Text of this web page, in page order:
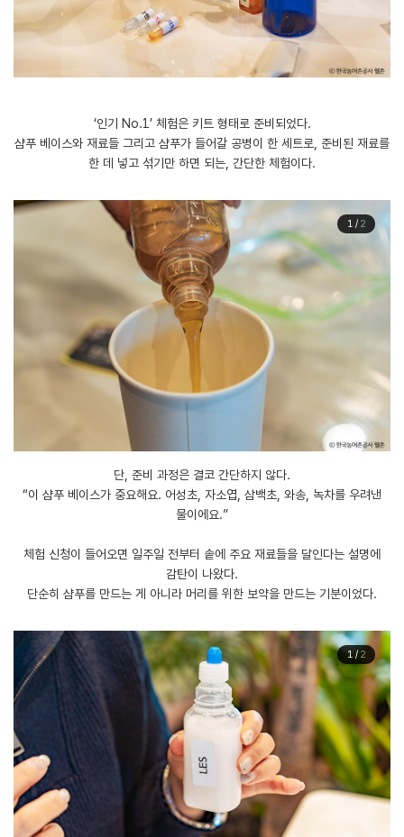
‘인기 No.1’ 체험은 키트 형태로 준비되었다.
샴푸 베이스와 재료들 그리고 샴푸가 들어갈 공병이 한 세트로, 준비된 재료를
한 데 넣고 섞기만 하면 되는, 간단한 체험이다.
1/ 2
단, 준비 과정은 결코 간단하지 않다.
“이 샴푸 베이스가 중요해요. 어성초, 자소엽, 삼백초, 와송, 녹차를 우려낸
물이에요.”
체험 신청이 들어오면 일주일 전부터 솥에 주요 재료들을 달인다는 설명에
감탄이 나왔다.
단순히 샴푸를 만드는 게 아니라 머리를 위한 보약을 만드는 기분이었다.
1/ 2